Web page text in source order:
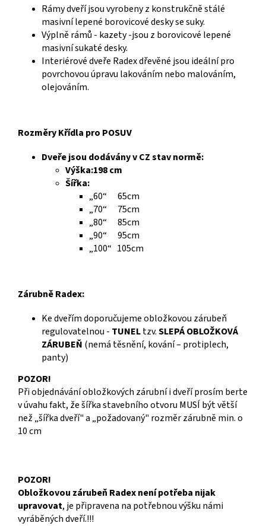
Rámy dveří jsou vyrobeny z konstrukčně stálé
masivní lepené borovicové desky se suky.
Výplně rámů - kazety -jsou z borovicové lepené
masivní sukaté desky.
Interiérové dveře Radex dřevěné jsou ideální pro
povrchovou úpravu lakováním nebo malováním,
olejováním.
Rozměry Křídla pro POSUV
Dveře jsou dodávány v CZ stav normě:
Výška:198 cm
Šířka:
„60“ 65cm
„70“ 75cm
„80“ 85cm
„90“ 95cm
„100“ 105cm
Zárubně Radex:
Ke dveřím doporučujeme obložkovou zárubeň
regulovatelnou - TUNELtzv.SLEPÁ OBLOŽKOVÁ
ZÁRUBEŇ (nemá těsnění, kování – protiplech,
panty)
POZOR!
Při objednávání obložkových zárubní i dveří prosím berte
v úvahu fakt, že šířka stavebního otvoru MUSÍ být větší
než „šířka dveří" a „požadovaný" rozměr zárubně min. o
10 cm
POZOR!
Obložkovou zárubeň Radex není potřeba nijak
upravovat, je připravena na potřebnou výšku námi
vyráběných dveří.!!!